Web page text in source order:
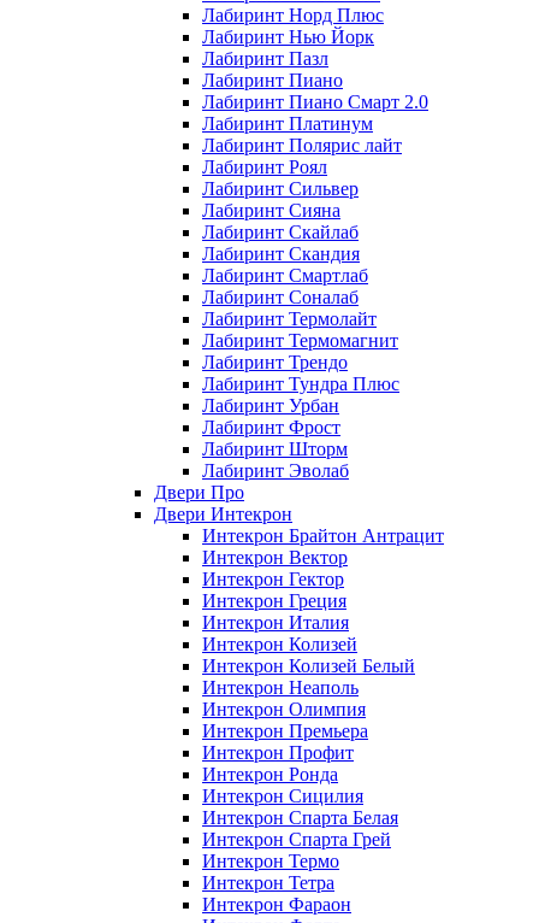
Лабиринт Норд Плюс
Лабиринт Нью Йорк
Лабиринт Пазл
Лабиринт Пиано
Лабиринт Пиано Смарт 2.0
Лабиринт Платинум
Лабиринт Полярис лайт
Лабиринт Роял
Лабиринт Сильвер
Лабиринт Сияна
Лабиринт Скайлаб
Лабиринт Скандия
Лабиринт Смартлаб
Лабиринт Соналаб
Лабиринт Термолайт
Лабиринт Термомагнит
Лабиринт Трендо
Лабиринт Тундра Плюс
Лабиринт Урбан
Лабиринт Фрост
Лабиринт Шторм
Лабиринт Эволаб
Двери Про
Двери Интекрон
Интекрон Брайтон Антрацит
Интекрон Вектор
Интекрон Гектор
Интекрон Греция
Интекрон Италия
Интекрон Колизей
Интекрон Колизей Белый
Интекрон Неаполь
Интекрон Олимпия
Интекрон Премьера
Интекрон Профит
Интекрон Ронда
Интекрон Сицилия
Интекрон Спарта Белая
Интекрон Спарта Грей
Интекрон Термо
Интекрон Тетра
Интекрон Фараон